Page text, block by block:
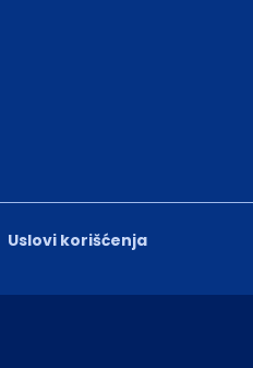
Uslovi korišćenja